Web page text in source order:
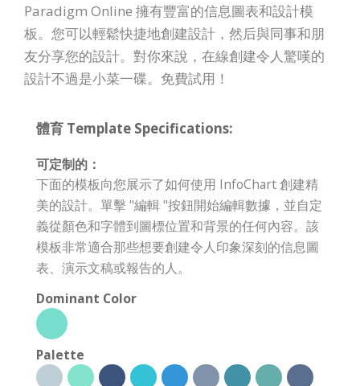
Paradigm Online 擁有豐富的信息圖表和設計模
板。您可以輕鬆快捷地創建設計，然后與同事和朋
友分享您的設計。對你來說，在線創建令人驚嘆的
設計不過是小菜一碟。免費試用！
體育 Template Specifications:
可定制的：
下面的模板向您展示了如何使用 InfoChart 創建精
美的設計。單擊 "編輯 "按鈕開始編輯數據，並自定
義從顏色和字體到圖標位置和背景的任何內容。該
模板非常適合那些想要創建令人印象深刻的信息圖
表、演示文稿或報告的人。
Dominant Color
Palette